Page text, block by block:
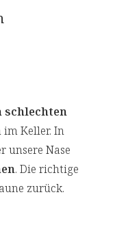
schlechten
im Keller. In
unsere Nase
. Die richtige
zurück.